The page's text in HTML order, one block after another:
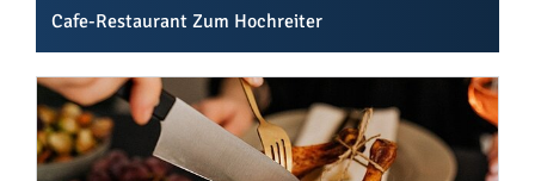
Cafe-Restaurant Zum Hochreiter